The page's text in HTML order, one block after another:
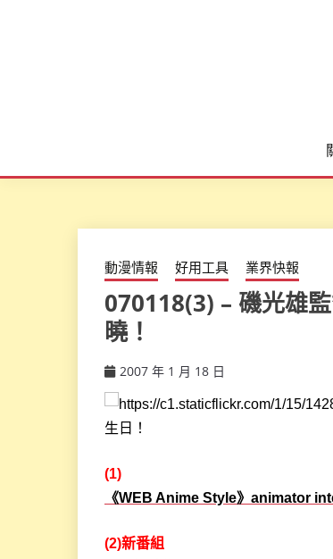
動漫情報 好用工具 業界快報
070118(3) – 磯光雄
曉！
2007 年 1 月 18 日
生日！
(1)
《WEB Anime Style》animator
(2)新番組